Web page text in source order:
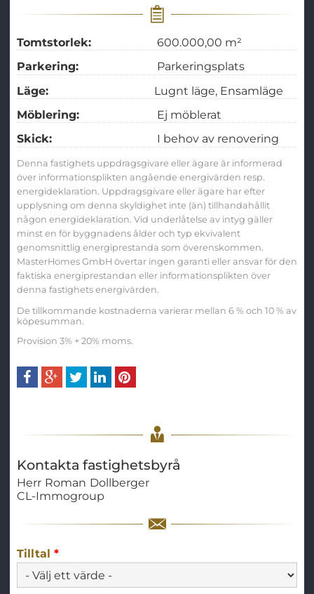
Tomtstorlek:
600.000,00 m²
Parkering:
Parkeringsplats
Läge:
Lugnt läge Ensamläge
Möblering:
Ej möblerat
Skick:
I behov av renovering
Denna fastighets uppdragsgivare eller ägare är informerad
över informationsplikten angående energivärden resp.
energideklaration. Uppdragsgivare eller ägare har efter
upplysning om denna skyldighet inte (än) tillhandahållit
någon energideklaration. Vid underlåtelse av intyg gäller
minst en för byggnadens ålder och typ ekvivalent
genomsnittlig energiprestanda som överenskommen.
MasterHomes GmbH övertar ingen garanti eller ansvar för den
faktiska energiprestandan eller informationsplikten över
denna fastighets energivärden.
De tillkommande kostnaderna varierar mellan 6 % och 10 % av
köpesumman.
Provision 3% + 20% moms.
Kontakta fastighetsbyrå
Herr Roman Dollberger
CL-Immogroup
Tilltal *